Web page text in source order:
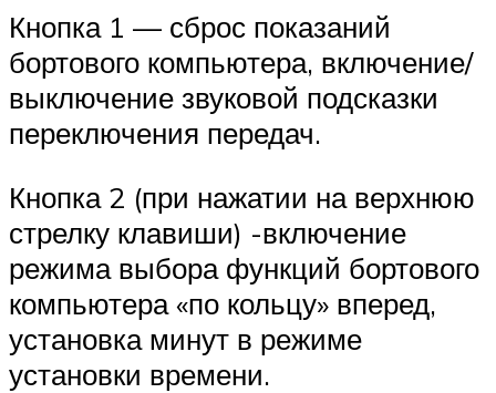
Кнопка 1 — сброс показаний
бортового компьютера, включение/
выключение звуковой подсказки
переключения передач.
Кнопка 2 (при нажатии на верхнюю
стрелку клавиши) -включение
режима выбора функций бортового
компьютера «по кольцу» вперед,
установка минут в режиме
установки времени.